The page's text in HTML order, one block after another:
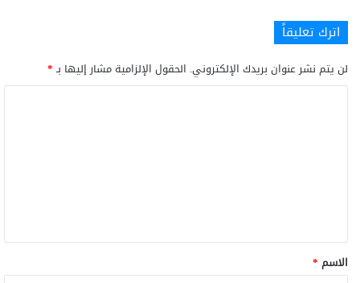
اترك تعليقاً
لن يتم نشر عنوان بريدك الإلكتروني. الحقول الإلزامية مشار إليها بـ*
الاسم *